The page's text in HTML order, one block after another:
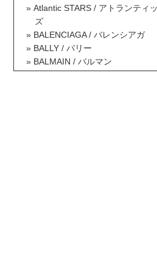
Atlantic STARS / アトランティ
ズ
BALENCIAGA / バレンシアガ
BALLY / バリー
BALMAIN / バルマン